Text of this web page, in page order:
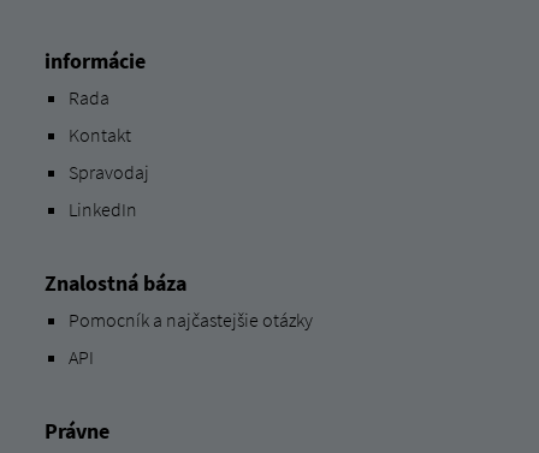
informácie
Rada
Kontakt
Spravodaj
LinkedIn
Znalostná báza
Pomocník a najčastejšie otázky
API
Právne